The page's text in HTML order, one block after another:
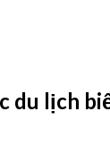
du lịch